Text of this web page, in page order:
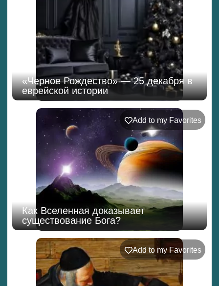
«Черное Рождество» — 25 декабря в
еврейской истории
Add to my Favorites
Как Вселенная доказывает
существование Бога?
Add to my Favorites